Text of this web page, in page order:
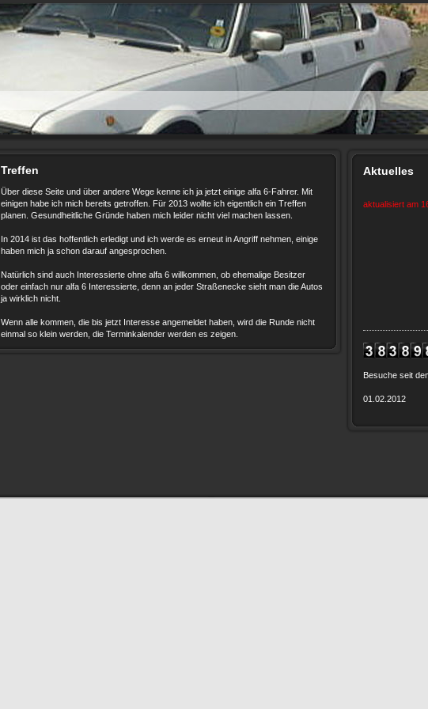
Treffen
Über diese Seite und über andere Wege kenne ich ja jetzt einige alfa 6-Fahrer. Mit
einigen habe ich mich bereits getroffen. Für 2013 wollte ich eigentlich ein Treffen
planen. Gesundheitliche Gründe haben mich leider nicht viel machen lassen.
In 2014 ist das hoffentlich erledigt und ich werde es erneut in Angriff nehmen, einige
haben mich ja schon darauf angesprochen.
Natürlich sind auch Interessierte ohne alfa 6 willkommen, ob ehemalige Besitzer
oder einfach nur alfa 6 Interessierte, denn an jeder Straßenecke sieht man die Autos
ja wirklich nicht.
Wenn alle kommen, die bis jetzt Interesse angemeldet haben, wird die Runde nicht
einmal so klein werden, die Terminkalender werden es zeigen.
Aktuelles
aktualisiert am
Besuche seit
01.02.2012